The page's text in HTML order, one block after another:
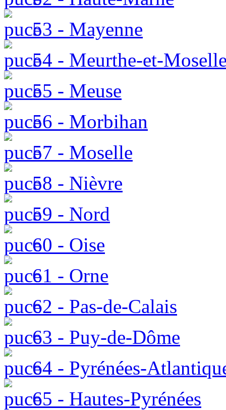
53 - Mayenne
54 - Meurthe-et-
55 - Meuse
56 - Morbihan
57 - Moselle
58 - Nièvre
59 - Nord
60 - Oise
61 - Orne
62 - Pas-de-Calais
63 - Puy-de-Dôme
64 - Pyrénées-
65 - Hautes-Pyrénées